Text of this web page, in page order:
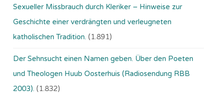
Sexueller Missbrauch durch Kleriker – Hinweise zur
Geschichte einer verdrängten und verleugneten
katholischen Tradition. (1.891)
Der Sehnsucht einen Namen geben. Über den Poeten
und Theologen Huub Oosterhuis (Ra­dio­sen­dung RBB
2003). (1.832)